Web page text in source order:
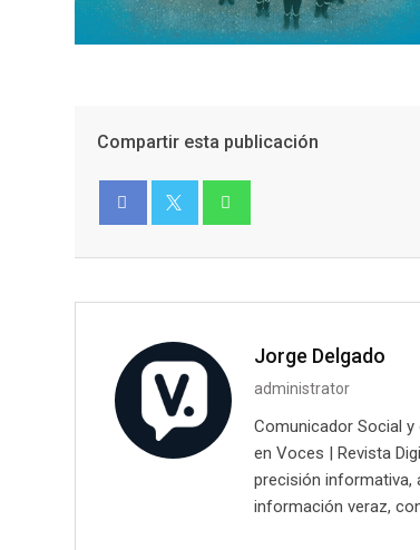
Compartir esta publicación
Jorge Delgado
administrator
Comunicador Social
en Voces | Revista
precisión informativa,
información veraz,